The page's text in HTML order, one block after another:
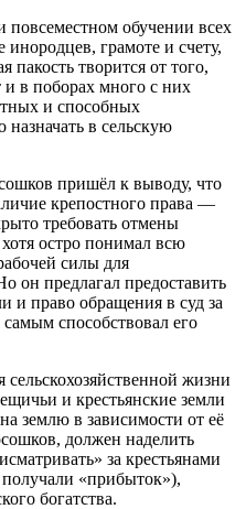
повсеместном обучении всех
инородцев, грамоте и счету,
пакость творится от того,
в поборах много с них
и способных
в сельскую
пришёл к выводу, что
крепостного права —
требовать отмены
остро понимал всю
силы для
предлагал предоставить
и право обращения в суд за
способствовал его
жизни
и крестьянские земли
землю в зависимости от её
должен наделить
за крестьянами
«прибыток»),
богатства.